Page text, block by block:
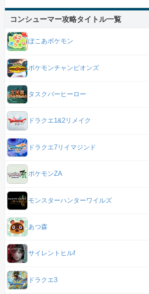
コンシューマー攻略タイトル一覧
ぽこあポケモン
ポケモンチャンピオンズ
タスクバーヒーロー
ドラクエ1&2リメイク
ドラクエ7リイマジンド
ポケモンZA
モンスターハンターワイルズ
あつ森
サイレントヒルf
ドラクエ3